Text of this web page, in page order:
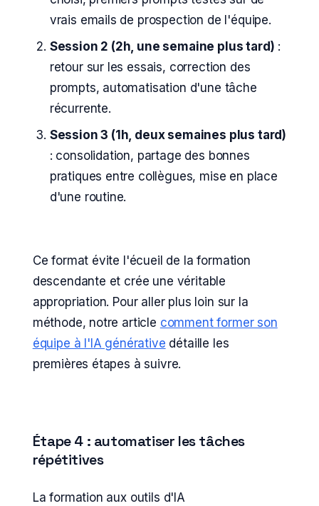
vrais emails de prospection de l'équipe.
Session 2 (2h, une semaine plus tard) :
retour sur les essais, correction des
prompts, automatisation d'une tâche
récurrente.
Session 3 (1h, deux semaines plus tard)
: consolidation, partage des bonnes
pratiques entre collègues, mise en place
d'une routine.
Ce format évite l'écueil de la formation
descendante et crée une véritable
appropriation. Pour aller plus loin sur la
méthode, notre article comment former son
équipe à l'IA générative détaille les
premières étapes à suivre.
Étape 4 : automatiser les tâches
répétitives
La formation aux outils d'IA